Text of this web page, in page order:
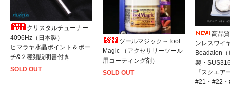
クリスタルチューナー
4096Hz（日本製）
ヒマラヤ水晶ポイント＆ポー
チ&２種類説明書付き
SOLD OUT
ツールマジック～Tool
Magic （アクセサリーツール
用コーティング剤）
SOLD OUT
高品
ンレスワイ
Beadalon
製・
『スクエ
#21・#22